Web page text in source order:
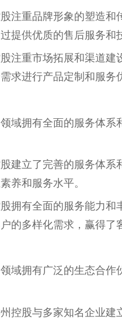
注重品牌形象的塑造
提供优质的售后服务和
注重市场拓展和渠道
求进行产品定制和服务
域拥有全面的服务体
建立了完善的服务体
养和服务水平。
拥有全面的服务能力
的多样化需求，赢得了
域拥有广泛的生态合
控股与多家知名企业